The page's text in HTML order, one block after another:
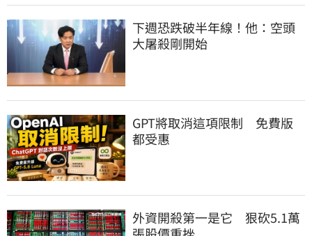
下週恐跌破半年線！他：空頭
大屠殺剛開始
GPT將取消這項限制　免費版
都受惠
外資開殺第一是它　狠砍5.1萬